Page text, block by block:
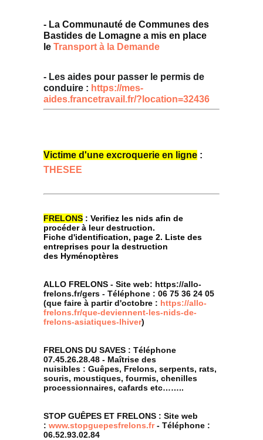
- La Communauté de Communes des
Bastides de Lomagne a mis en place
le Transport à la Demande
- Les aides pour passer le permis de
conduire : https://mes-
aides.francetravail.fr/?location=32436
Victime d'une excroquerie en ligne :
THESEE
FRELONS : Verifiez les nids afin de
procéder à leur destruction.
Fiche d'identification, page 2. Liste des
entreprises pour la destruction
des Hyménoptères
ALLO FRELONS - Site web: https://allo-
frelons.fr/gers - Téléphone : 06 75 36 24 05
(que faire à partir d'octobre : https://allo-
frelons.fr/que-deviennent-les-nids-de-
frelons-asiatiques-lhiver)
FRELONS DU SAVES : Téléphone
07.45.26.28.48 - Maîtrise des
nuisibles : Guêpes, Frelons, serpents, rats,
souris, moustiques, fourmis, chenilles
processionnaires, cafards etc……..
STOP GUÊPES ET FRELONS : Site web
: www.stopguepesfrelons.fr- Téléphone :
06.52.93.02.84